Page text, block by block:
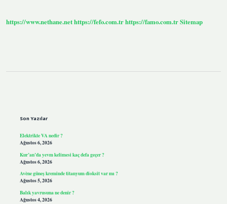
https://www.nethane.nethttps://fefo.com.trhttps://famo.com.trSitemap
Son Yazılar
Elektrikte VA nedir ?
Ağustos 6, 2026
Kur’an’da yevm kelimesi kaç defa geçer ?
Ağustos 6, 2026
Avène güneş kreminde titanyum dioksit var mı ?
Ağustos 5, 2026
Balık yavrusuna ne denir ?
Ağustos 4, 2026